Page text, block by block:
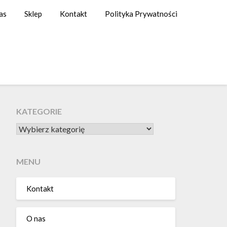
Sklep Kontakt Polityka Prywatności
KATEGORIE
KATEGORIE
MENU
Kontakt
O nas